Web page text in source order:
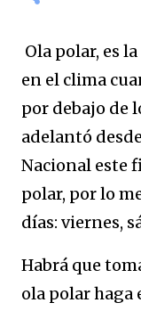
Ola polar, es
en el clima
por debajo de
adelantó
Nacional este
polar, por lo
días: viernes,
Habrá que
ola polar haga